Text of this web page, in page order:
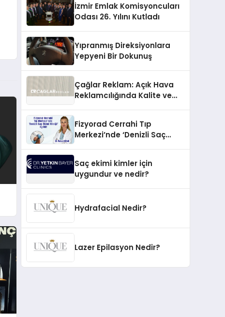
İzmir Emlak Komisyoncuları
Odası 26. Yılını Kutladı
Yıpranmış Direksiyonlara
Yepyeni Bir Dokunuş
Çağlar Reklam: Açık Hava
Reklamcılığında Kalite ve
Fizyorad Cerrahi Tıp
Merkezi’nde ‘Denizli Saç
Saç ekimi kimler için
uygundur ve nedir?
Hydrafacial Nedir?
Lazer Epilasyon Nedir?